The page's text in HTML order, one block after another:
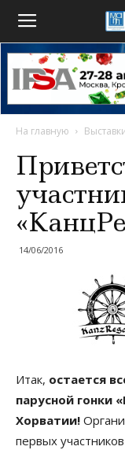
На главную
14/06/2016
Итак, остается
парусной гонки
Хорватии!
первых